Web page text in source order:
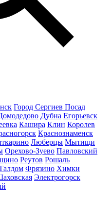
Город Сергиев Посад
Дубна Егорьевск
Кашира Клин Королев
Краснознаменск
Люберцы Мытищи
Орехово-Зуево Павловский
Реутов Рошаль
Фрязино Химки
Электрогорск